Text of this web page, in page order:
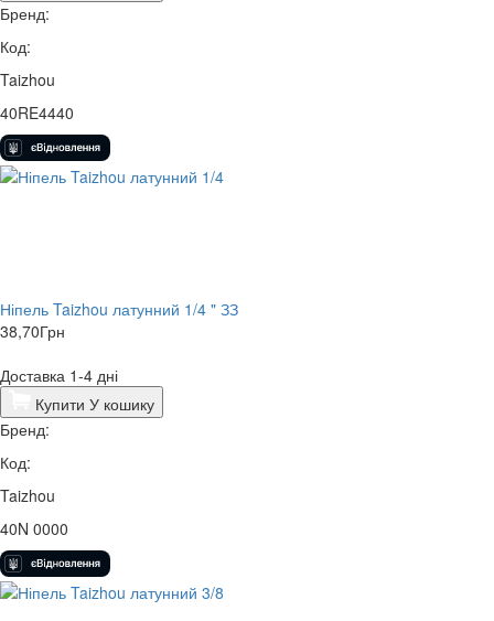
Бренд:
Код:
Taizhou
40RE4440
Ніпель Taizhou латунний 1/4 " ЗЗ
38,70Грн
Доставка 1-4 дні
Купити У кошику
Бренд:
Код:
Taizhou
40N 0000